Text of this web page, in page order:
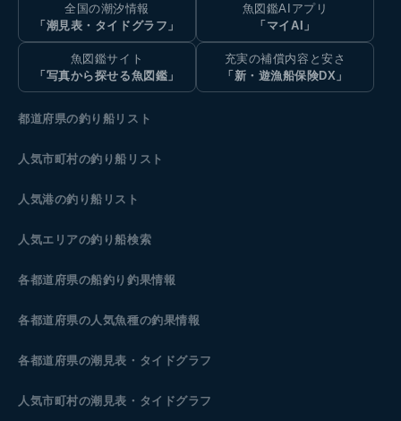
全国の潮汐情報
「潮見表・タイドグラフ」
魚図鑑AIアプリ
「マイAI」
魚図鑑サイト
「写真から探せる魚図鑑」
充実の補償内容と安さ
「新・遊漁船保険DX」
都道府県の釣り船リスト
人気市町村の釣り船リスト
人気港の釣り船リスト
人気エリアの釣り船検索
各都道府県の船釣り釣果情報
各都道府県の人気魚種の釣果情報
各都道府県の潮見表 ・タイドグラフ
人気市町村の潮見表・タイドグラフ